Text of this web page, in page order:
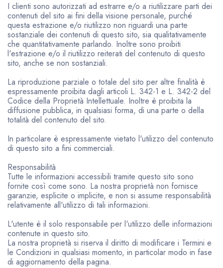
I clienti sono autorizzati ad estrarre e/o a riutilizzare parti dei
contenuti del sito ai fini della visione personale, purché
questa estrazione e/o riutilizzo non riguardi una parte
sostanziale dei contenuti di questo sito, sia qualitativamente
che quantitativamente parlando. Inoltre sono proibiti
l'estrazione e/o il riutilizzo reiterati del contenuto di questo
sito, anche se non sostanziali.
La riproduzione parziale o totale del sito per altre finalità è
espressamente proibita dagli articoli L. 342-1 e L. 342-2 del
Codice della Proprietà Intellettuale. Inoltre è proibita la
diffusione pubblica, in qualsiasi forma, di una parte o della
totalità del contenuto del sito.
In particolare è espressamente vietato l'utilizzo del contenuto
di questo sito a fini commerciali.
Responsabilità
Tutte le informazioni accessibili tramite questo sito sono
fornite così come sono. La nostra proprietà non fornisce
garanzie, esplicite o implicite, e non si assume responsabilità
relativamente all'utilizzo di tali informazioni.
L'utente è il solo responsabile per l'utilizzo delle informazioni
contenute in questo sito.
La nostra proprietà si riserva il diritto di modificare i Termini e
le Condizioni in qualsiasi momento, in particolar modo in fase
di aggiornamento della pagina.